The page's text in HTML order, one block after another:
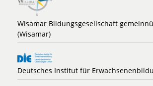
Wisamar Bildungsgesellschaft
(Wisamar)
Deutsches Institut für